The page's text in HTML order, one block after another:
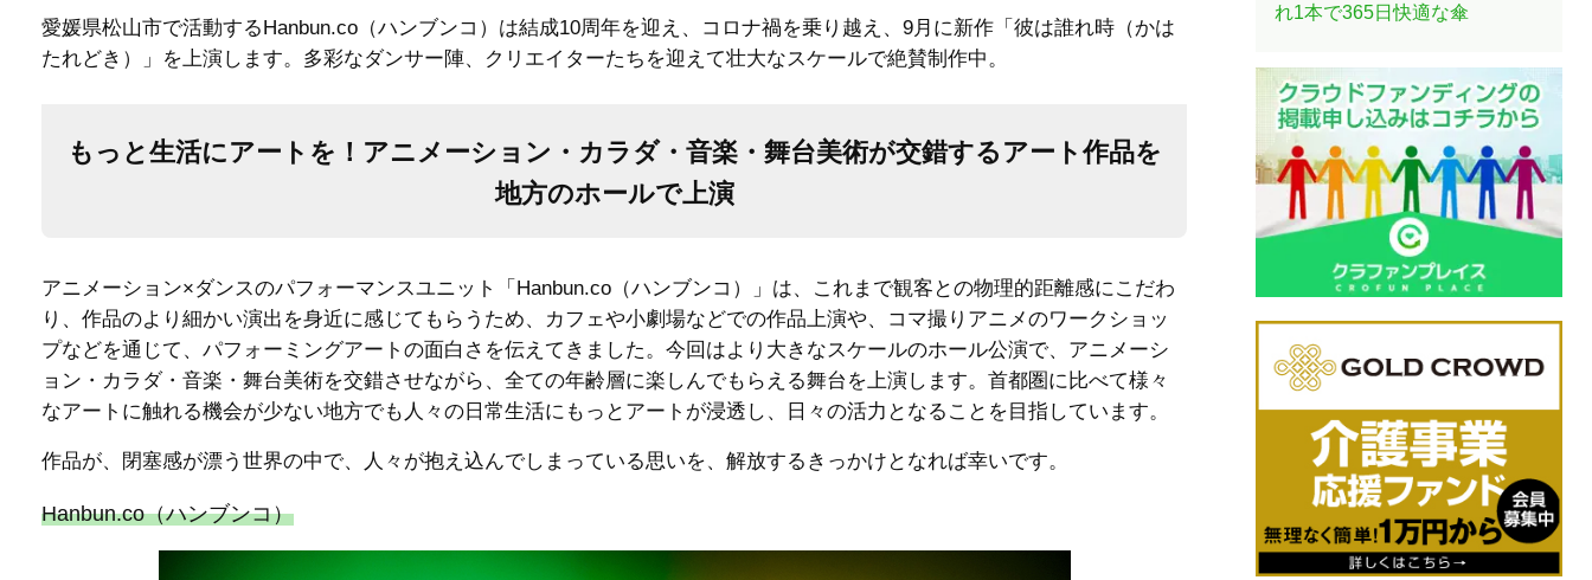
愛媛県松山市で活動するHanbun.co（ハンブンコ）は結成10周年を迎え、コロナ禍を乗り越え、9月に新作「彼は誰れ時（かは
たれどき）」を上演します。多彩なダンサー陣、クリエイターたちを迎えて壮大なスケールで絶賛制作中。
もっと生活にアートを！アニメーション・カラダ・音楽・舞台美術が交錯するアート作品を
地方のホールで上演
アニメーション×ダンスのパフォーマンスユニット「Hanbun.co（ハンブンコ）」は、これまで観客との物理的距離感にこだわ
り、作品のより細かい演出を身近に感じてもらうため、カフェや小劇場などでの作品上演や、コマ撮りアニメのワークショッ
プなどを通じて、パフォーミングアートの面白さを伝えてきました。今回はより大きなスケールのホール公演で、アニメーシ
ョン・カラダ・音楽・舞台美術を交錯させながら、全ての年齢層に楽しんでもらえる舞台を上演します。首都圏に比べて様々
なアートに触れる機会が少ない地方でも人々の日常生活にもっとアートが浸透し、日々の活力となることを目指しています。
作品が、閉塞感が漂う世界の中で、人々が抱え込んでしまっている思いを、解放するきっかけとなれば幸いです。
Hanbun.co（ハンブンコ）
れ1本で365日快適な傘